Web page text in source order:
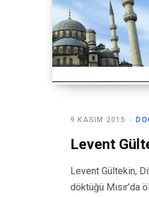
9 KASIM 2015
Levent
Levent Gültekin,
döktüğü Mısır’da